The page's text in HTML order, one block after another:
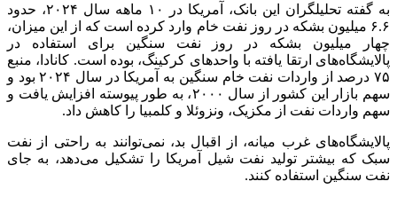
به گفته تحلیلگران این بانک، آمریکا در ۱۰ ماهه سال ۲۰۲۴، حدود
۶.۶ میلیون بشکه در روز نفت خام وارد کرده است که از این میزان،
چهار میلیون بشکه در روز نفت سنگین برای استفاده در
پالایشگاه‌های ارتقا یافته با واحدهای کرکینگ، بوده است. کانادا، منبع
۷۵ درصد از واردات نفت خام سنگین به آمریکا در سال ۲۰۲۴ بود و
سهم بازار این کشور از سال ۲۰۰۰، به طور پیوسته افزایش یافت و
سهم واردات نفت از مکزیک، ونزوئلا و کلمبیا را کاهش داد.
پالایشگاه‌های غرب میانه، از اقبال بد، نمی‌توانند به راحتی از نفت
سبک که بیشتر تولید نفت شیل آمریکا را تشکیل می‌دهد، به جای
نفت سنگین استفاده کنند.